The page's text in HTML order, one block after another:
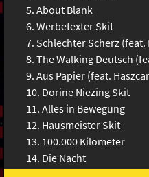
About Blank
Werbetexter Skit
Schlechter Scherz (feat.
The Walking Deutsch
Aus Papier (feat.
Dorine Niezing Skit
Alles in Bewegung
Hausmeister Skit
100.000 Kilometer
Die Nacht